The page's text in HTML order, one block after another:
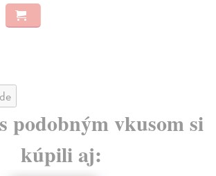
podobným vkusom si
kúpili aj: